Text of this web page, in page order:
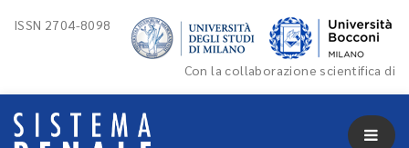
ISSN 2704-8098
Con la collaborazione scientifica di